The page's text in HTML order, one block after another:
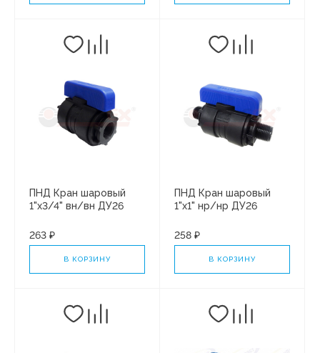
ПНД Кран шаровый
1"х3/4" вн/вн ДУ26
263 ₽
В КОРЗИНУ
ПНД Кран шаровый
1"х1" нр/нр ДУ26
258 ₽
В КОРЗИНУ